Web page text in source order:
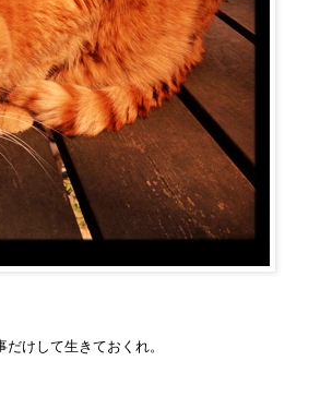
けして生きておくれ。